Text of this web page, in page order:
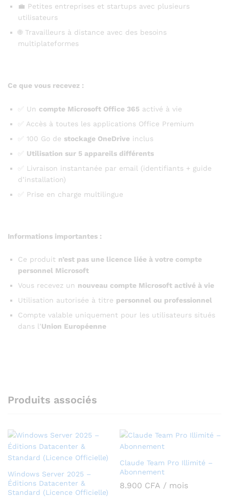
💼 Petites entreprises et startups avec plusieurs
utilisateurs
🌐 Travailleurs à distance avec des besoins
multiplateformes
Ce que vous recevez :
✅ Un compte Microsoft Office 365 activé à vie
✅ Accès à toutes les applications Office Premium
✅ 100 Go de stockage OneDrive inclus
Utilisation sur 5 appareils différents
✅ Livraison instantanée par email (identifiants + guide
d’installation)
✅ Prise en charge multilingue
Informations importantes :
Ce produit n’est pas une licence liée à votre compte
personnel Microsoft
Vous recevez un nouveau compte Microsoft activé à vie
Utilisation autorisée à titre personnel ou professionnel
Compte valable uniquement pour les utilisateurs situés
dans l’Union Européenne
Produits associés
Windows Server 2025 –
Éditions Datacenter &
Standard (Licence Officielle)
Claude Team Pro Illimité –
Abonnement
8.900 CFA / mois